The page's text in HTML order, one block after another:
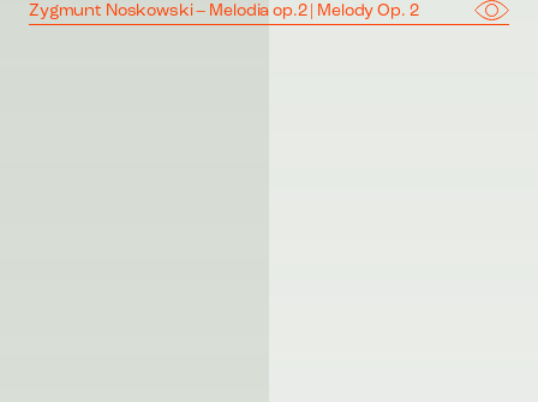
Zygmunt Noskowski – Melodia op.2 | Melody Op. 2